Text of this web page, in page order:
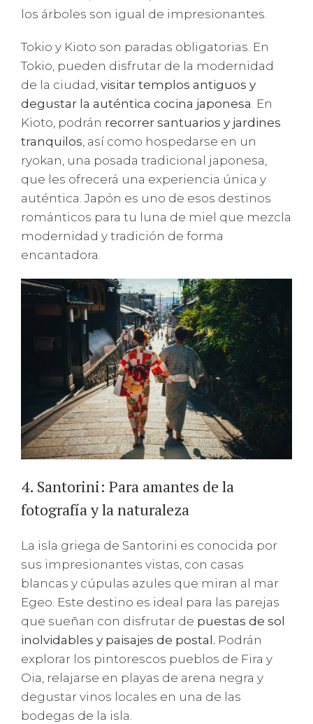
los árboles son igual de impresionantes.
Tokio y Kioto son paradas obligatorias. En
Tokio, pueden disfrutar de la modernidad
de la ciudad, visitar templos antiguos y
degustar la auténtica cocina japonesa . En
Kioto, podrán recorrer santuarios y jardines
tranquilos , así como hospedarse en un
ryokan, una posada tradicional japonesa,
que les ofrecerá una experiencia única y
auténtica. Japón es uno de esos destinos
románticos para tu luna de miel que mezcla
modernidad y tradición de forma
encantadora.
4. Santorini: Para amantes de la
fotografía y la naturaleza
La isla griega de Santorini es conocida por
sus impresionantes vistas, con casas
blancas y cúpulas azules que miran al mar
Egeo. Este destino es ideal para las parejas
que sueñan con disfrutar de puestas de sol
inolvidables y paisajes de postal. Podrán
explorar los pintorescos pueblos de Fira y
Oia, relajarse en playas de arena negra y
degustar vinos locales en una de las
bodegas de la isla.